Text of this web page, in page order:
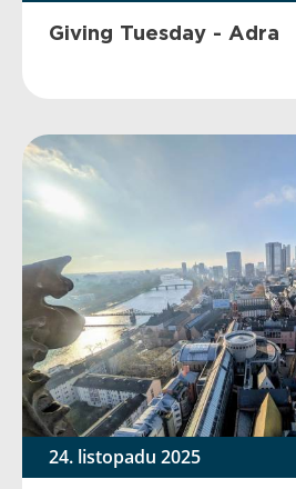
Giving Tuesday - Adra
24. listopadu 2025